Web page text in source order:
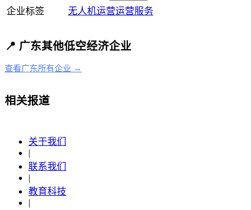
企业标签 无人机运营运营服务
📍 广东其他低空经济企业
查看广东所有企业 →
相关报道
关于我们
|
联系我们
|
教育科技
|